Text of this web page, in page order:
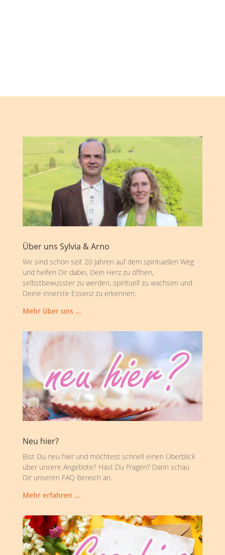
Über uns Sylvia & Arno
Wir sind schon seit 20 Jahren auf dem spirituellen Weg
und helfen Dir dabei, Dein Herz zu öffnen,
selbstbewusster zu werden, spirituell zu wachsen und
Deine innerste Essenz zu erkennen.
Mehr über uns …
Neu hier?
Bist Du neu hier und möchtest schnell einen Überblick
über unsere Angebote? Hast Du Fragen? Dann schau
Dir unseren FAQ Bereich an.
Mehr erfahren …